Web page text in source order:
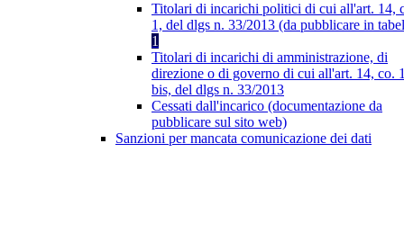
Titolari di incarichi politici di cui all'art. 14,
1, del dlgs n. 33/2013 (da pubblicare in
1
Titolari di incarichi di amministrazione, di
direzione o di governo di cui all'art. 14, co.
bis, del dlgs n. 33/2013
Cessati dall'incarico (documentazione da
pubblicare sul sito web)
Sanzioni per mancata comunicazione dei dati